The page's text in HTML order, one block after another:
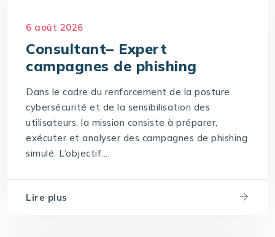
6 août 2026
Consultant– Expert
campagnes de phishing
Dans le cadre du renforcement de la posture
cybersécurité et de la sensibilisation des
utilisateurs, la mission consiste à préparer,
exécuter et analyser des campagnes de phishing
simulé. L’objectif...
Lire plus